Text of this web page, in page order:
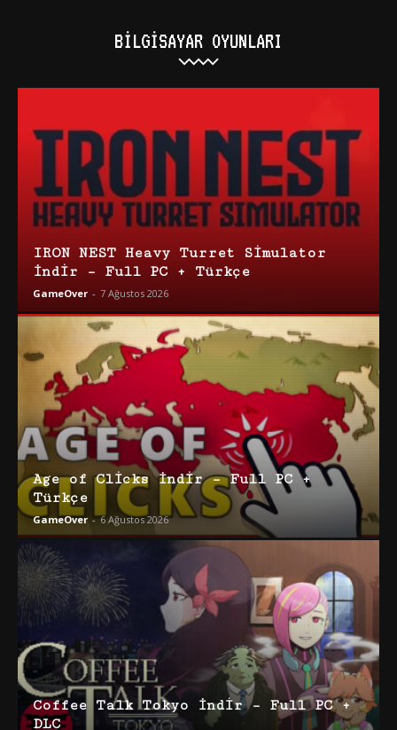
BILGISAYAR OYUNLARI
IRON NEST Heavy Turret Simulator
İndir – Full PC + Türkçe
GameOver - 7 Ağustos 2026
Age of Clicks İndir – Full PC +
Türkçe
GameOver - 6 Ağustos 2026
Coffee Talk Tokyo İndir – Full PC +
DLC